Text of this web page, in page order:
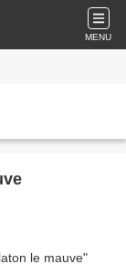
MENU